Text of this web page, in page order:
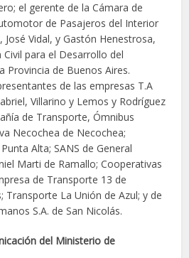
el gerente de la Cámara de
de Pasajeros del Interior
José Vidal, y Gastón Henestrosa,
para el Desarrollo del
Provincia de Buenos Aires.
de las empresas T.A
Villarino y Lemos y Rodríguez
de Transporte, Ómnibus
Necochea de Necochea;
Alta; SANS de General
Marti de Ramallo; Cooperativas
de Transporte 13 de
Transporte La Unión de Azul; y de
S.A. de San Nicolás.
del Ministerio de